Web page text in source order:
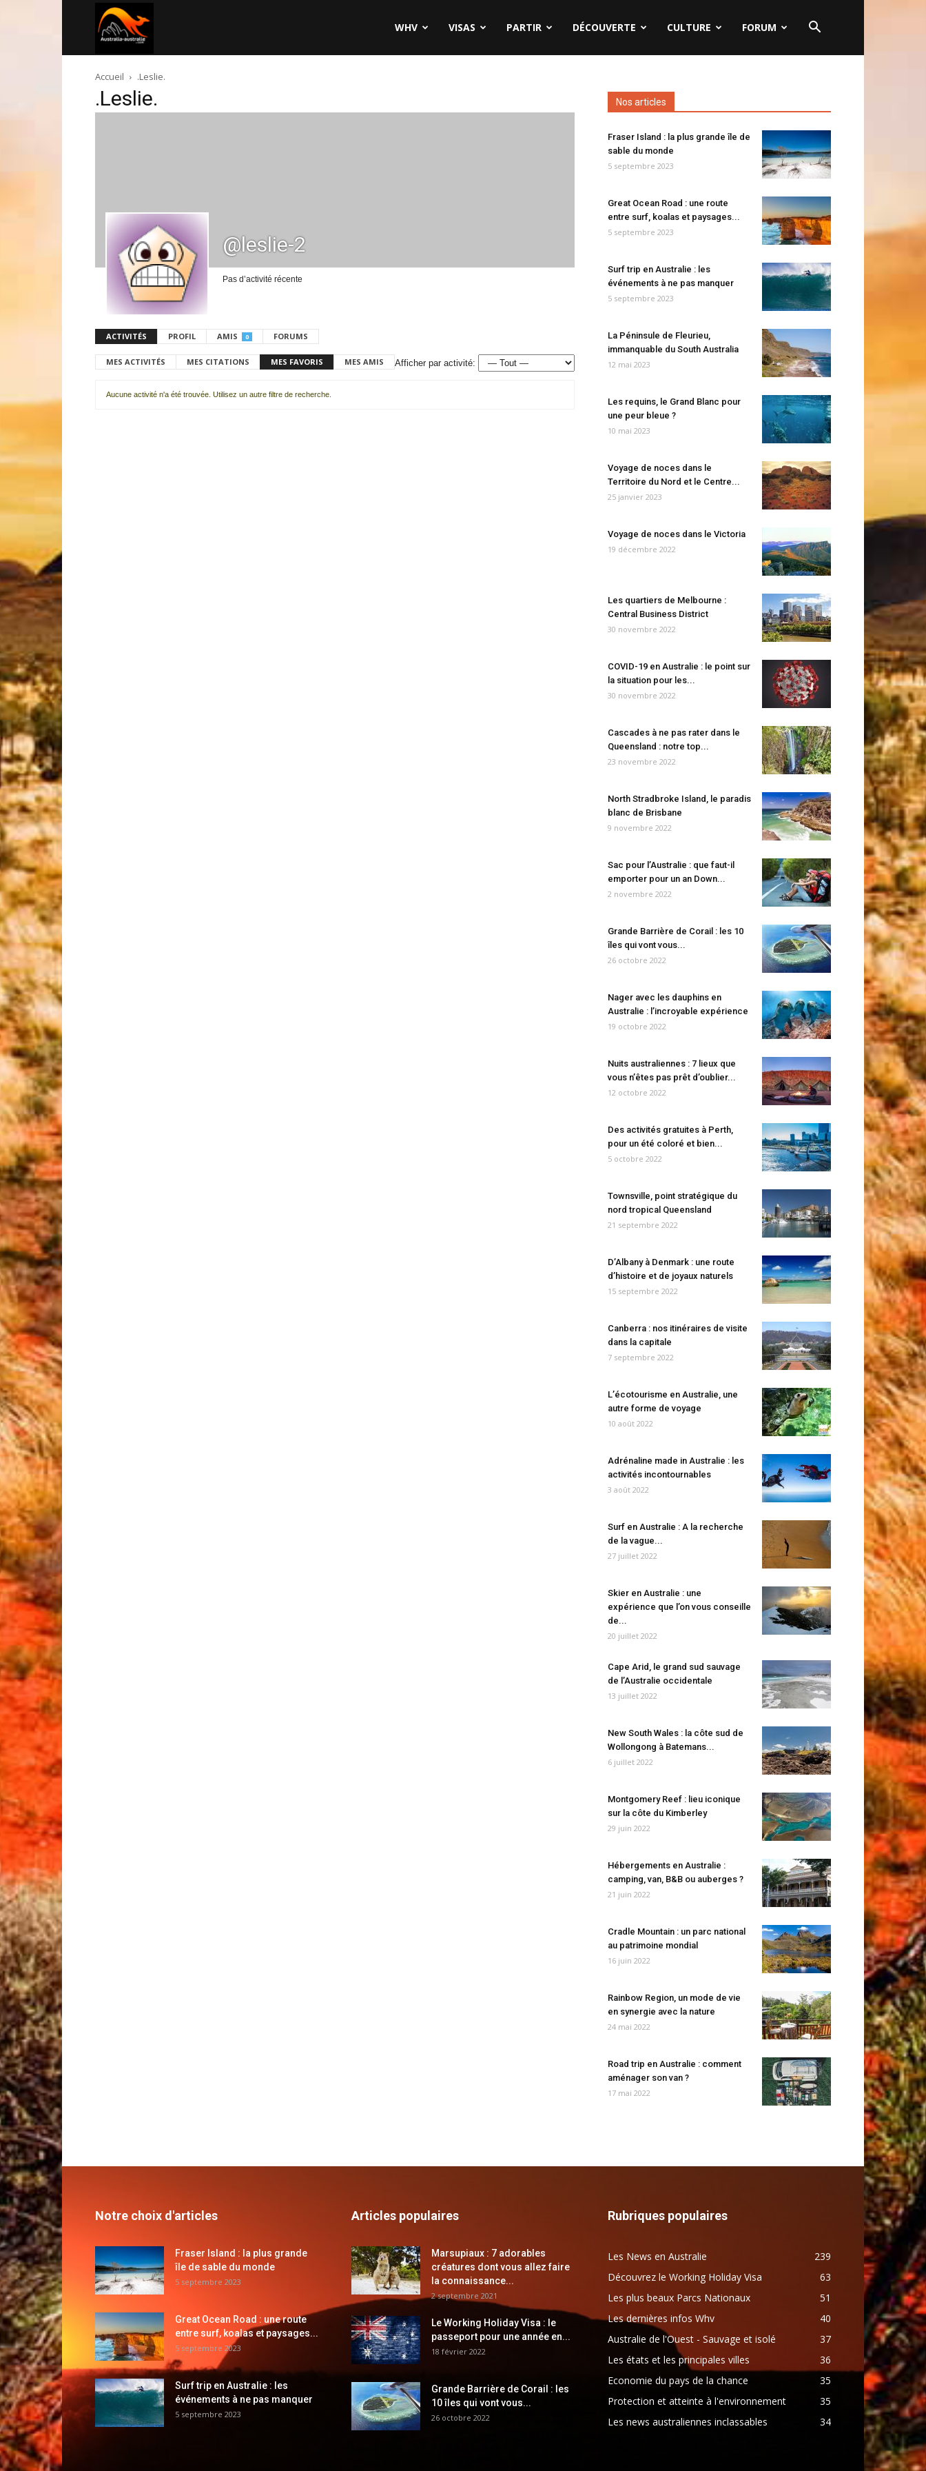
australie.com
WHV VISAS PARTIR DÉCOUVERTE CULTURE FORUM
Accueil .Leslie.
.Leslie.
@leslie-2
Pas d’activité récente
ACTIVITÉS PROFIL AMIS 0 FORUMS
MES ACTIVITÉS MES CITATIONS MES FAVORIS MES AMIS Afficher par activité:
Aucune activité n'a été trouvée. Utilisez un autre filtre de recherche.
Nos articles
Fraser Island : la plus grande île de
sable du monde
5 septembre 2023
Great Ocean Road : une route
entre surf, koalas et paysages...
5 septembre 2023
Surf trip en Australie : les
événements à ne pas manquer
5 septembre 2023
La Péninsule de Fleurieu,
immanquable du South Australia
12 mai 2023
Les requins, le Grand Blanc pour
une peur bleue ?
10 mai 2023
Voyage de noces dans le
Territoire du Nord et le Centre...
25 janvier 2023
Voyage de noces dans le Victoria
19 décembre 2022
Les quartiers de Melbourne :
Central Business District
30 novembre 2022
COVID-19 en Australie : le point sur
la situation pour les...
30 novembre 2022
Cascades à ne pas rater dans le
Queensland : notre top...
23 novembre 2022
North Stradbroke Island, le paradis
blanc de Brisbane
9 novembre 2022
Sac pour l’Australie : que faut-il
emporter pour un an Down...
2 novembre 2022
Grande Barrière de Corail : les 10
îles qui vont vous...
26 octobre 2022
Nager avec les dauphins en
Australie : l’incroyable expérience
19 octobre 2022
Nuits australiennes : 7 lieux que
vous n’êtes pas prêt d’oublier...
12 octobre 2022
Des activités gratuites à Perth,
pour un été coloré et bien...
5 octobre 2022
Townsville, point stratégique du
nord tropical Queensland
21 septembre 2022
D’Albany à Denmark : une route
d’histoire et de joyaux naturels
15 septembre 2022
Canberra : nos itinéraires de visite
dans la capitale
7 septembre 2022
L’écotourisme en Australie, une
autre forme de voyage
10 août 2022
Adrénaline made in Australie : les
activités incontournables
3 août 2022
Surf en Australie : A la recherche
de la vague...
27 juillet 2022
Skier en Australie : une
expérience que l’on vous conseille
de...
20 juillet 2022
Cape Arid, le grand sud sauvage
de l’Australie occidentale
13 juillet 2022
New South Wales : la côte sud de
Wollongong à Batemans...
6 juillet 2022
Montgomery Reef : lieu iconique
sur la côte du Kimberley
29 juin 2022
Hébergements en Australie :
camping, van, B&B ou auberges ?
21 juin 2022
Cradle Mountain : un parc national
au patrimoine mondial
16 juin 2022
Rainbow Region, un mode de vie
en synergie avec la nature
24 mai 2022
Road trip en Australie : comment
aménager son van ?
17 mai 2022
Notre choix d'articles
Fraser Island : la plus grande
île de sable du monde
5 septembre 2023
Great Ocean Road : une route
entre surf, koalas et paysages...
5 septembre 2023
Surf trip en Australie : les
événements à ne pas manquer
5 septembre 2023
Articles populaires
Marsupiaux : 7 adorables
créatures dont vous allez faire
la connaissance...
2 septembre 2021
Le Working Holiday Visa : le
passeport pour une année en...
18 février 2022
Grande Barrière de Corail : les
10 îles qui vont vous...
26 octobre 2022
Rubriques populaires
Les News en Australie
239
Découvrez le Working Holiday Visa
63
Les plus beaux Parcs Nationaux
51
Les dernières infos Whv
40
Australie de l'Ouest - Sauvage et isolé
37
Les états et les principales villes
36
Economie du pays de la chance
35
Protection et atteinte à l'environnement
35
Les news australiennes inclassables
34